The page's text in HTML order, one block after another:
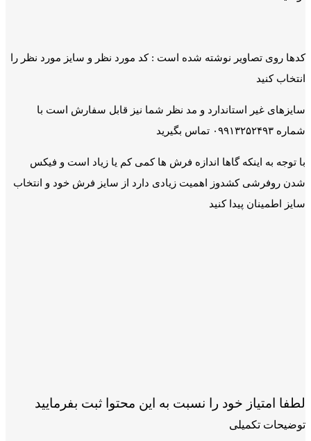
کدها روی تصاویر نوشته شده است : کد مورد نظر و سایز مورد نظر را
انتخاب کنید
سایزهای غیر استاندارد و مد نظر شما نیز قابل سفارش است با
شماره ۰۹۹۱۳۲۵۲۴۹۳ تماس بگیرید
با توجه به اینکه گاها اندازه فرش ها کمی کم یا زیاد است و فیکس
شدن روفرشی کشدوز اهمیت زیادی دارد از سایز فرش خود و انتخاب
سایز اطمینان پیدا کنید
لطفا امتیاز خود را نسبت به این محتوا ثبت بفرمایید
توضیحات تکمیلی